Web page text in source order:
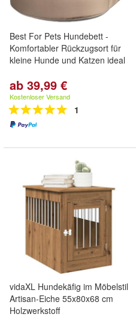
Best For Pets Hundebett -
Komfortabler Rückzugsort für
kleine Hunde und Katzen ideal
ab 39,99 €
Kostenloser Versand
1
vidaXL Hundekäfig im Möbelstil
Artisan-Eiche 55x80x68 cm
Holzwerkstoff